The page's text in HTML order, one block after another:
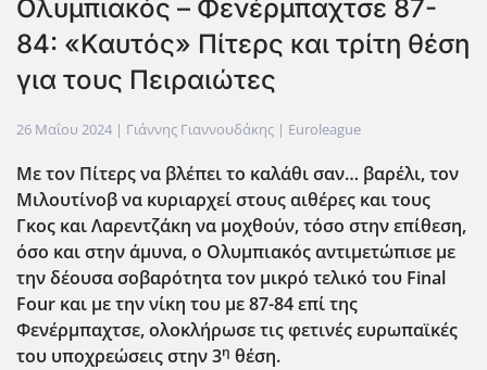
Ολυμπιακός – Φενέρμπαχτσε 87-
84: «Καυτός» Πίτερς και τρίτη θέση
για τους Πειραιώτες
26 Μαΐου 2024 | Γιάννης Γιαννουδάκης | Euroleague
Με τον Πίτερς να βλέπει το καλάθι σαν… βαρέλι, τον
Μιλουτίνοβ να κυριαρχεί στους αιθέρες και τους
Γκος και Λαρεντζάκη να μοχθούν, τόσο στην επίθεση,
όσο και στην άμυνα, ο Ολυμπιακός αντιμετώπισε με
την δέουσα σοβαρότητα τον μικρό τελικό του Final
Four και με την νίκη του με 87-84 επί της
Φενέρμπαχτσε, ολοκλήρωσε τις φετινές ευρωπαϊκές
του υποχρεώσεις στην 3η θέση.